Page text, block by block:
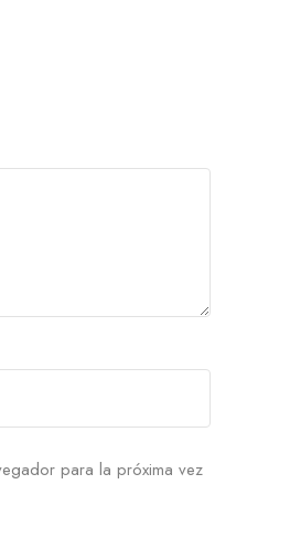
para la próxima vez